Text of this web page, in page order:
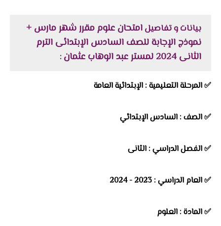
بيانات و تفاصيلامتحان علوم مقرر شهر مارس +
نموذج الإجابة للصف السادس الإبتدائى الترم
الثانى 2024 لمستر عبد الوهاب عثمان
:
✅المرحلة التعليمية : الإبتدائية العامة
✅الصف : السادس الإبتدائي
✅الفصل الدراسي : الثانى
✅العام الدراسي :
✅المادة : العلوم